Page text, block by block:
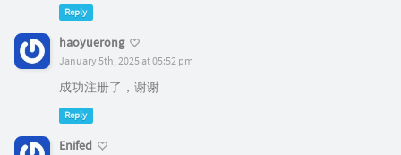
Reply
haoyuerong
January 5th, 2025 at 05:52 pm
成功注册了，谢谢
Reply
Enifed